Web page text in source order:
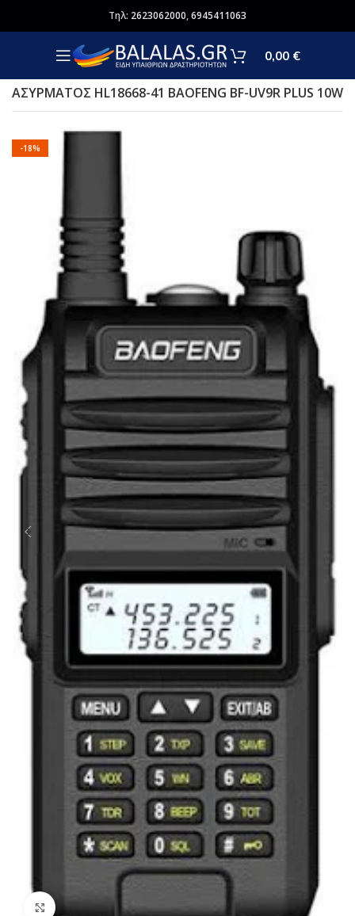
Τηλ: 2623062000,6945411063
0,00 €
AΣΥΡΜΑΤΟΣ HL18668-41 BAOFENG BF-UV9R PLUS 10W
-18%
Click to enlarge